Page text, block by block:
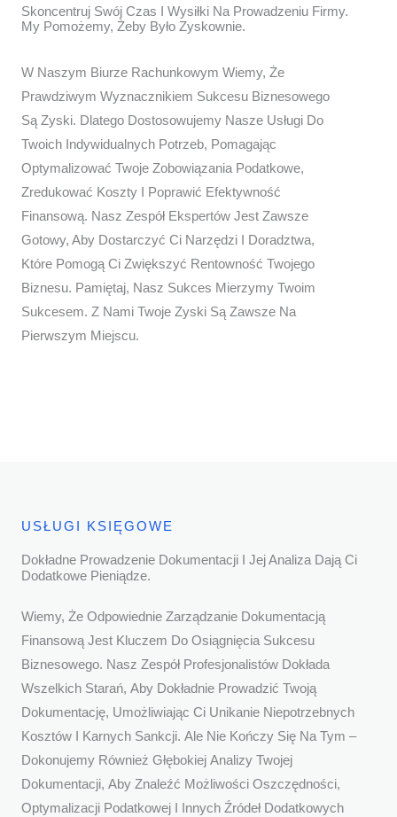
Skoncentruj Swój Czas I Wysiłki Na Prowadzeniu Firmy.
My Pomożemy, Żeby Było Zyskownie.
W Naszym Biurze Rachunkowym Wiemy, Że
Prawdziwym Wyznacznikiem Sukcesu Biznesowego
Są Zyski. Dlatego Dostosowujemy Nasze Usługi Do
Twoich Indywidualnych Potrzeb, Pomagając
Optymalizować Twoje Zobowiązania Podatkowe,
Zredukować Koszty I Poprawić Efektywność
Finansową. Nasz Zespół Ekspertów Jest Zawsze
Gotowy, Aby Dostarczyć Ci Narzędzi I Doradztwa,
Które Pomogą Ci Zwiększyć Rentowność Twojego
Biznesu. Pamiętaj, Nasz Sukces Mierzymy Twoim
Sukcesem. Z Nami Twoje Zyski Są Zawsze Na
Pierwszym Miejscu.
USŁUGI KSIĘGOWE
Dokładne Prowadzenie Dokumentacji I Jej Analiza Dają Ci
Dodatkowe Pieniądze.
Wiemy, Że Odpowiednie Zarządzanie Dokumentacją
Finansową Jest Kluczem Do Osiągnięcia Sukcesu
Biznesowego. Nasz Zespół Profesjonalistów Dokłada
Wszelkich Starań, Aby Dokładnie Prowadzić Twoją
Dokumentację, Umożliwiając Ci Unikanie Niepotrzebnych
Kosztów I Karnych Sankcji. Ale Nie Kończy Się Na Tym –
Dokonujemy Również Głębokiej Analizy Twojej
Dokumentacji, Aby Znaleźć Możliwości Oszczędności,
Optymalizacji Podatkowej I Innych Źródeł Dodatkowych